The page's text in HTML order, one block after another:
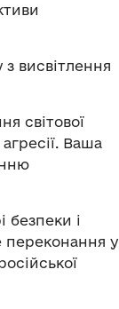
висвітлення
світової
Ваша
безпеки і
у